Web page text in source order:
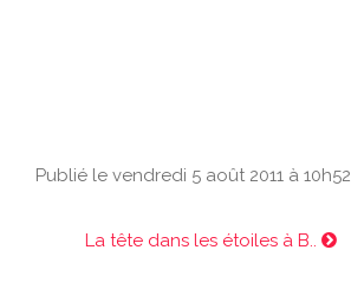
Publié le vendredi 5 août 2011 à 10h52
La tête dans les étoiles à B..